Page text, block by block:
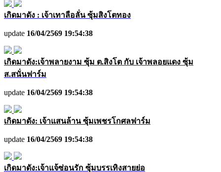
เกิดมาดัง : เจ้าเทาลือลั่น ซุ้มสิงโตทอง
update 16/04/2569 19:54:38
เกิดมาดัง:เจ้าพลายงาม ซุ้ม ต.สิงโต กับ เจ้าพลอยแดง ซุ้ม
ส.สนั่นฟาร์ม
update 16/04/2569 19:54:38
เกิดมาดัง: เจ้าแสนล้าน ซุ้มเพชรโกศลฟาร์ม
update 16/04/2569 19:54:38
เกิดมาดัง:เจ้าแจ้ซ่อนรัก ซุ้มบรรเทิงสายย่อ